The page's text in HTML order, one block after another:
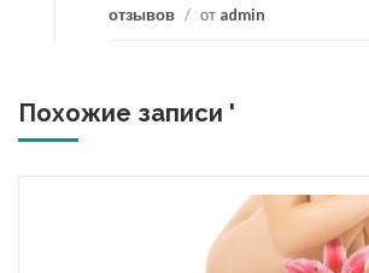
отзывов / от admin
Похожие записи '